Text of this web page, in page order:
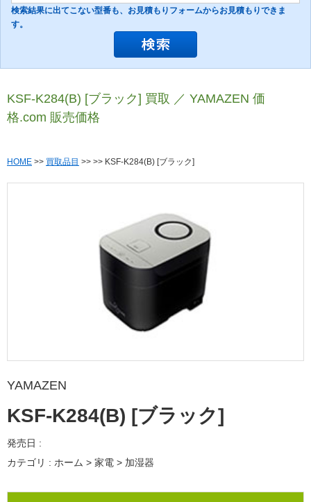
検索結果に出てこない型番も、お見積もりフォームからお見積もりできま
す。
KSF-K284(B) [ブラック] 買取 ／ YAMAZEN 価
格.com 販売価格
HOME >> 買取品目 >> >> KSF-K284(B) [ブラック]
YAMAZEN
KSF-K284(B) [ブラック]
発売日 :
カテゴリ : ホーム > 家電 > 加湿器